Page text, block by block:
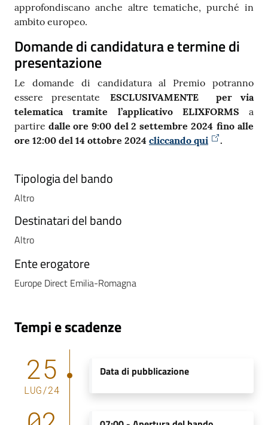
approfondiscano anche altre tematiche, purché in
ambito europeo.
Domande di candidatura e termine di
presentazione
Le domande di candidatura al Premio potranno
essere presentate ESCLUSIVAMENTE per via
telematica tramite l’applicativo
ELIXFORMS a
partire dalle ore 9:00 del 2 settembre 2024 fino alle
ore 12:00 del 14 ottobre 2024 cliccando qui .
Tipologia del bando
Altro
Destinatari del bando
Altro
Ente erogatore
Europe Direct Emilia-Romagna
Tempi e scadenze
25
LUG/24
Data di pubblicazione